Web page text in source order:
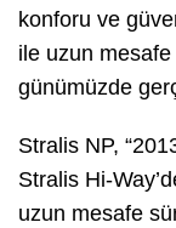
konforu ve
ile uzun mesafe
günümüzde
Stralis NP,
Stralis Hi-
uzun mesafe